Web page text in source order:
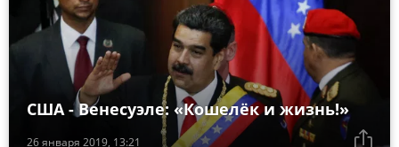
26 января 2019, 13:21
США - Венесуэле: «Кошелёк и жизнь!»